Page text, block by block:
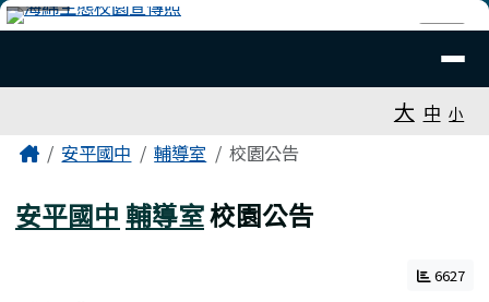
跳至主內容區
臺南市安平國中全球資訊網
大 中 小
主內容區域
Home安平國中 輔導室 校園公告
安平國中 輔導室校園公告
6627
頁尾區域